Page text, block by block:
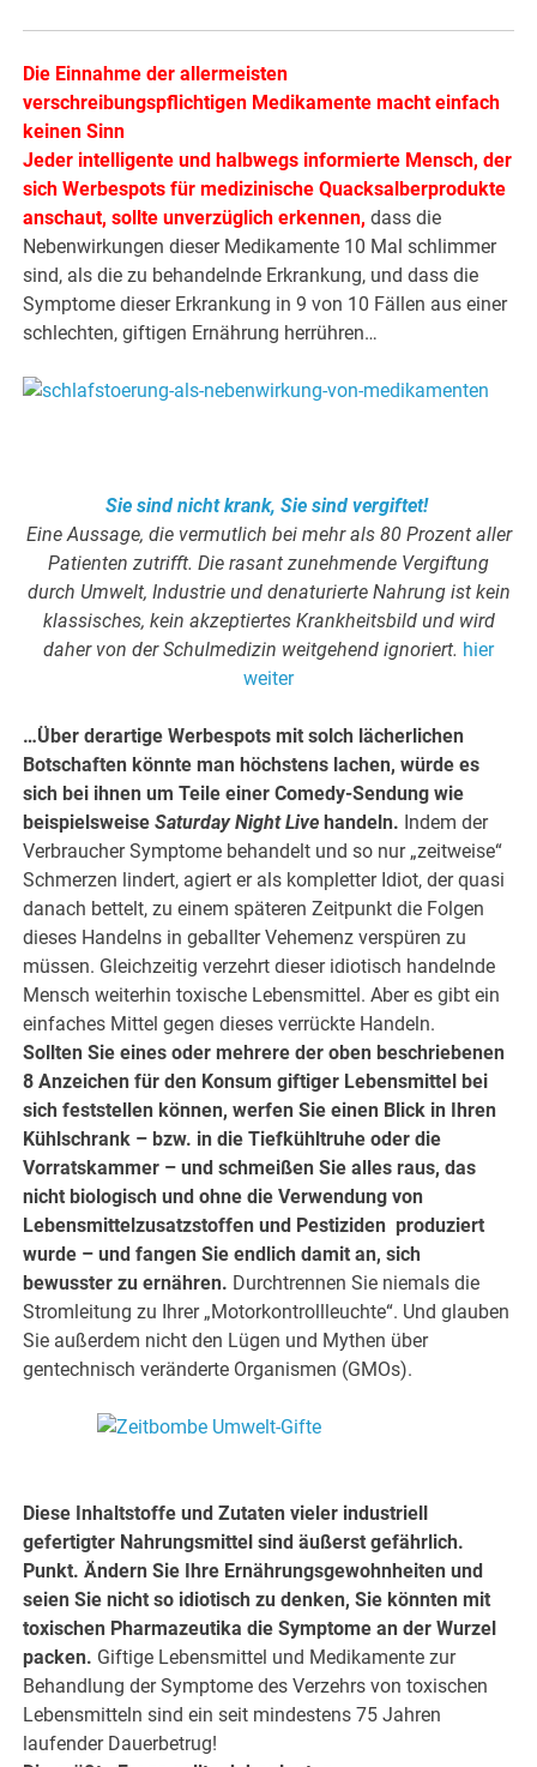
Die Einnahme der allermeisten
verschreibungspflichtigen Medikamente macht einfach
keinen Sinn
Jeder intelligente und halbwegs informierte Mensch, der
sich Werbespots für medizinische Quacksalberprodukte
anschaut, sollte unverzüglich erkennen,dass die
Nebenwirkungen dieser Medikamente 10 Mal schlimmer
sind, als die zu behandelnde Erkrankung, und dass die
Symptome dieser Erkrankung in 9 von 10 Fällen aus einer
schlechten, giftigen Ernährung herrühren…
Sie sind nicht krank, Sie sind vergiftet!
Eine Aussage, die vermutlich bei mehr als 80 Prozent aller
Patienten zutrifft. Die rasant zunehmende Vergiftung
durch Umwelt, Industrie und denaturierte Nahrung ist kein
klassisches, kein akzeptiertes Krankheitsbild und wird
daher von der Schulmedizin weitgehend ignoriert. hier
weiter
…Über derartige Werbespots mit solch lächerlichen
Botschaften könnte man höchstens lachen, würde es
sich bei ihnen um Teile einer Comedy-Sendung wie
beispielsweiseSaturday Night Live handeln. Indem der
Verbraucher Symptome behandelt und so nur „zeitweise“
Schmerzen lindert, agiert er als kompletter Idiot, der quasi
danach bettelt, zu einem späteren Zeitpunkt die Folgen
dieses Handelns in geballter Vehemenz verspüren zu
müssen. Gleichzeitig verzehrt dieser idiotisch handelnde
Mensch weiterhin toxische Lebensmittel. Aber es gibt ein
einfaches Mittel gegen dieses verrückte Handeln.
Sollten Sie eines oder mehrere der oben beschriebenen
8 Anzeichen für den Konsum giftiger Lebensmittel bei
sich feststellen können, werfen Sie einen Blick in Ihren
Kühlschrank – bzw. in die Tiefkühltruhe oder die
Vorratskammer – und schmeißen Sie alles raus, das
nicht biologisch und ohne die Verwendung von
Lebensmittelzusatzstoffen und Pestiziden produziert
wurde – und fangen Sie endlich damit an, sich
bewusster zu ernähren. Durchtrennen Sie niemals die
Stromleitung zu Ihrer „Motorkontrollleuchte“. Und glauben
Sie außerdem nicht den Lügen und Mythen über
gentechnisch veränderte Organismen (GMOs).
Diese Inhaltstoffe und Zutaten vieler industriell
gefertigter Nahrungsmittel sind äußerst gefährlich.
Punkt. Ändern Sie Ihre Ernährungsgewohnheiten und
seien Sie nicht so idiotisch zu denken, Sie könnten mit
toxischen Pharmazeutika die Symptome an der Wurzel
packen. Giftige Lebensmittel und Medikamente zur
Behandlung der Symptome des Verzehrs von toxischen
Lebensmitteln sind ein seit mindestens 75 Jahren
laufender Dauerbetrug!